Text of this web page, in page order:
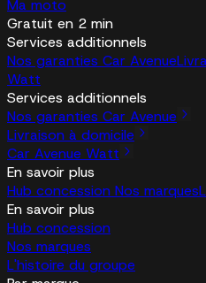
Ma moto
Gratuit en 2 min
Services additionnels
Nos garanties Car Avenue
Watt
Services additionnels
Nos garanties Car Avenue
Livraison à domicile
Car Avenue Watt
En savoir plus
Hub concession Nos marques
En savoir plus
Hub concession
Nos marques
L'histoire du groupe